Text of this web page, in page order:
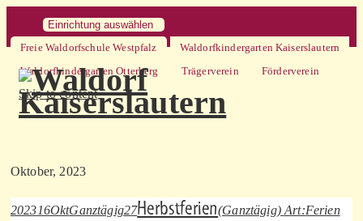
Einrichtung auswählen
Freie Waldorfschule Westpfalz
Waldorfkindergarten Kaiserslautern
Waldorfkindergarten Otterberg
Trägerverein Förderverein
Skip to content
Oktober, 2023
202316OktGanztägig27Herbstferien(Ganztägig) Art:Ferien